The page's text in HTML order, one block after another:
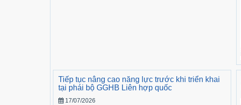
Tiếp tục nâng cao năng lực trước khi triển khai
tại phái bộ GGHB Liên hợp quốc
17/07/2026